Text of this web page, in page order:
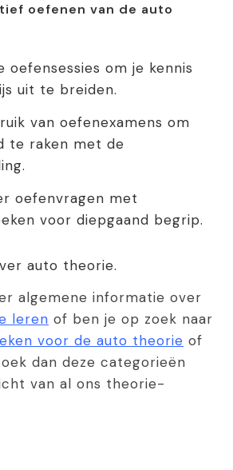
oefenen van de auto
oefensessies om je kennis
uit te breiden.
van oefenexamens om
te raken met de
oefenvragen met
voor diepgaand begrip.
auto theorie.
algemene informatie over
leren of ben je op zoek naar
voor de auto theorie of
dan deze categorieën
van al ons theorie-